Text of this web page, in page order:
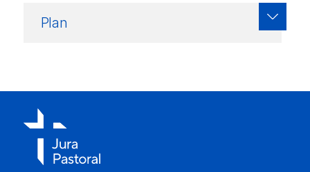
Contact
Messes et célébrations
Solstices
Retour en images
Plan